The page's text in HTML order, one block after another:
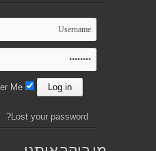
Lost your password?